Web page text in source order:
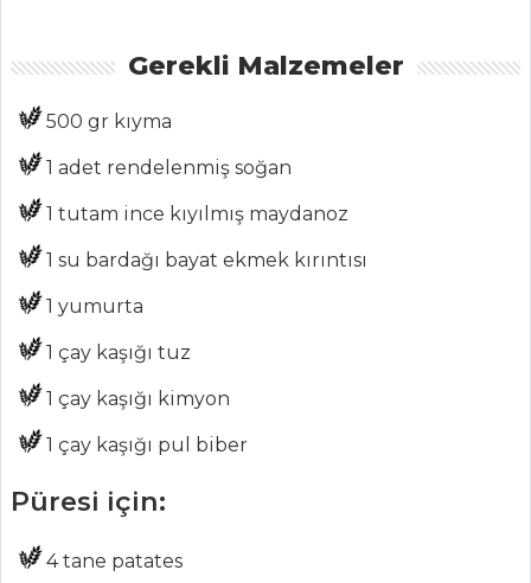
Medya
Chefs
Haber
ŞEFİN TARİFLERİ
Tüm
Kategoriler
YEMEKLERI
Biberiyeli Çipura
Gerekli Malzemeler
500 gr kıyma
1 adet rendelenmiş soğan
1 tutam ince kıyılmış maydanoz
1 su bardağı bayat ekmek kırıntısı
1 yumurta
1 çay kaşığı tuz
1 çay kaşığı kimyon
1 çay kaşığı pul biber
Püresi için:
4 tane patates